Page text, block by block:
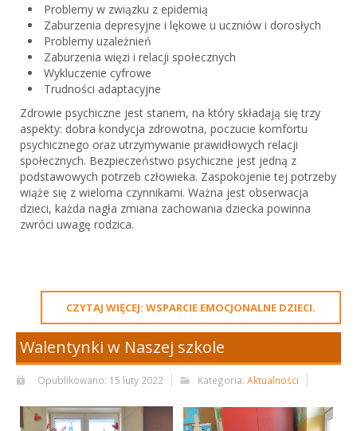
Problemy w związku z epidemią
Zaburzenia depresyjne i lękowe u uczniów i dorosłych
Problemy uzależnień
Zaburzenia więzi i relacji społecznych
Wykluczenie cyfrowe
Trudności adaptacyjne
Zdrowie psychiczne jest stanem, na który składają się trzy
aspekty: dobra kondycja zdrowotna, poczucie komfortu
psychicznego oraz utrzymywanie prawidłowych relacji
społecznych. Bezpieczeństwo psychiczne jest jedną z
podstawowych potrzeb człowieka. Zaspokojenie tej potrzeby
wiąże się z wieloma czynnikami. Ważna jest obserwacja
dzieci, każda nagła zmiana zachowania dziecka powinna
zwróci uwagę rodzica.
CZYTAJ WIĘCEJ: WSPARCIE EMOCJONALNE DZIECI.
Walentynki w Naszej szkole
Opublikowano: 15 luty 2022 Kategoria: Aktualności